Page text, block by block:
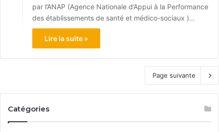
par l’ANAP (Agence Nationale d’Appui à la Performance
des établissements de santé et médico-sociaux )…
Lire la suite »
Page suivante
Catégories